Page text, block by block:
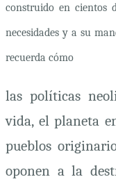
construido en cientos
necesidades y a su
recuerda cómo
las políticas
vida, el planeta
pueblos
oponen a la